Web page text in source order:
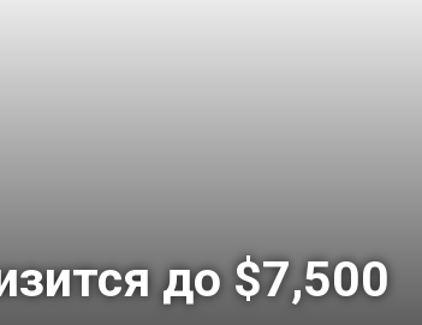
до $7,500